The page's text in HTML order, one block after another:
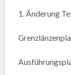
1. Änderung